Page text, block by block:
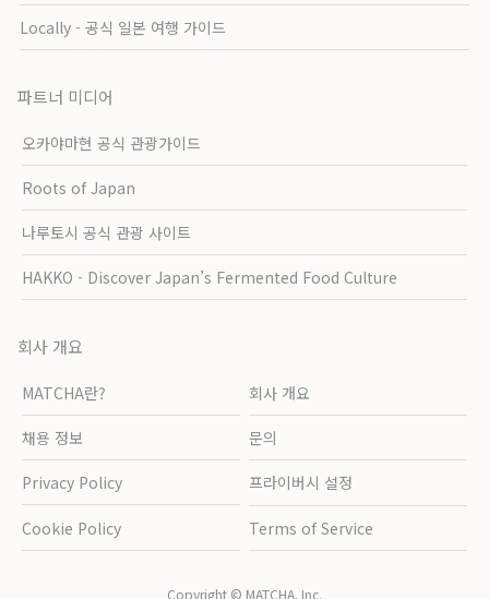
Locally - 공식 일본 여행 가이드
파트너 미디어
오카야마현 공식 관광가이드
Roots of Japan
나루토시 공식 관광 사이트
HAKKO - Discover Japan’s Fermented Food Culture
회사 개요
MATCHA란? 회사 개요
채용 정보 문의
Privacy Policy 프라이버시 설정
Cookie Policy Terms of Service
Copyright © MATCHA, Inc.